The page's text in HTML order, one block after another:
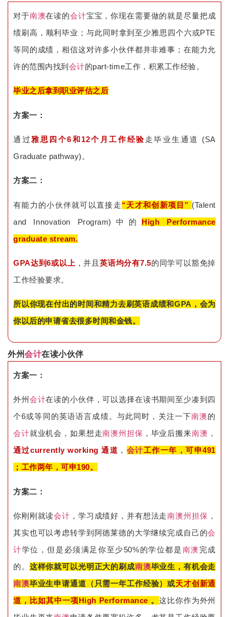
对于南澳在读的会计宝宝，你现在需要做的就是尽量把成
绩刷高，顺利毕业；与此同时拿到至少雅思四个六或PTE
等同的成绩，相信这对许多小伙伴都并非难事；在能力允
许的范围内找到 会计的part-time工作，积累工作经验。
毕业之后拿到职业评估之后
方案一：
通过雅思四个6和12个月工作经验走毕业生通道 (SA
Graduate pathway)。
方案二：
有能力的小伙伴就可以直接走“天才和创新项目” (Talent
and Innovation Program)中的 High Performance
graduate stream.
GPA达到6或以上 ，并且英语均分有7.5的同学可以豁免掉
工作经验要求。
所以你现在付出的时间和精力去刷英语成绩和GPA，会为
你以后的申请省去很多时间和金钱。
外州会计在读小伙伴
方案一：
外州 会计在读的小伙伴，可以选择在读书期间至少凑到四
个6或等同的英语语言成绩。与此同时，关注一下南澳的
会计就业机会，如果想走南澳州担保 ，毕业后搬来南澳 ，
通过currently working 通道 ， 会计工作一年，可申491
；工作两年，可申190。
方案二：
你刚刚就读会计 ，学习成绩好，并有想法走南澳州担保 ，
其实也可以考虑转学到阿德莱德的大学继续完成自己的会
计学位，但是必须满足你至少50%的学位都是南澳 完成
的。 这样你就可以光明正大的刷成南澳毕业生，有机会走
南澳毕业生申请通道（只需一年工作经验）或天才创新通
道，比如其中一项High Performance 。 这比你作为外州